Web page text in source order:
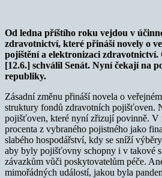
Od ledna příštího roku vejdou v
zdravotnictví, které přináší novely o
pojištění a elektronizaci
[12.6.] schválil Senát. Nyní čekají na
republiky.
Zásadní změnu přináší novela o
struktury fondů zdravotních pojišťoven.
pojišťoven, které nyní zřizují povinně.
procenta z vybraného pojistného jako
slabého hospodářství, kdy se sníží
aby byly pojišťovny schopny i v takové
závazkům vůči poskytovatelům péče.
mimořádných událostí, jakou byla